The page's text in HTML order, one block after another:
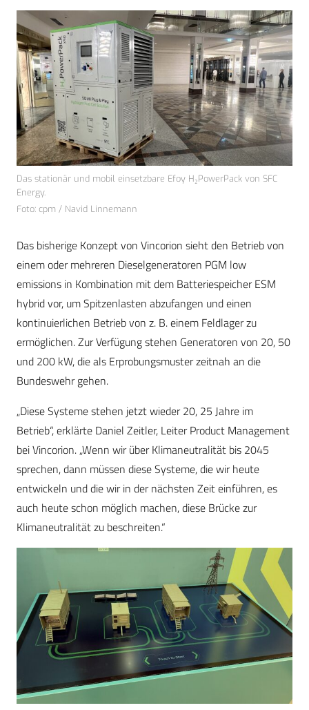
Das stationär und mobil einsetzbare Efoy H₂PowerPack von SFC
Energy.
Foto: cpm / Navid Linnemann
Das bisherige Konzept von Vincorion sieht den Betrieb von
einem oder mehreren Dieselgeneratoren PGM low
emissions in Kombination mit dem Batteriespeicher ESM
hybrid vor, um Spitzenlasten abzufangen und einen
kontinuierlichen Betrieb von z. B. einem Feldlager zu
ermöglichen. Zur Verfügung stehen Generatoren von 20, 50
und 200 kW, die als Erprobungsmuster zeitnah an die
Bundeswehr gehen.
„Diese Systeme stehen jetzt wieder 20, 25 Jahre im
Betrieb“, erklärte Daniel Zeitler, Leiter Product Management
bei Vincorion. „Wenn wir über Klimaneutralität bis 2045
sprechen, dann müssen diese Systeme, die wir heute
entwickeln und die wir in der nächsten Zeit einführen, es
auch heute schon möglich machen, diese Brücke zur
Klimaneutralität zu beschreiten.“